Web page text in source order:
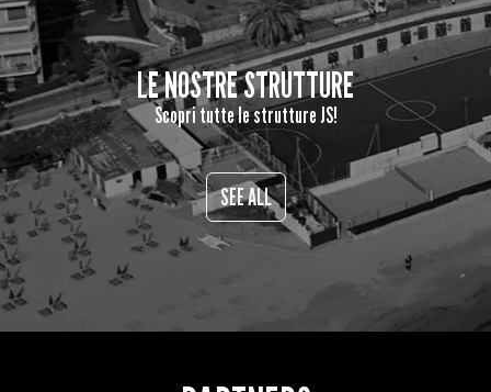
LE NOSTRE STRUTTURE
Scopri tutte le strutture JS!
SEE ALL